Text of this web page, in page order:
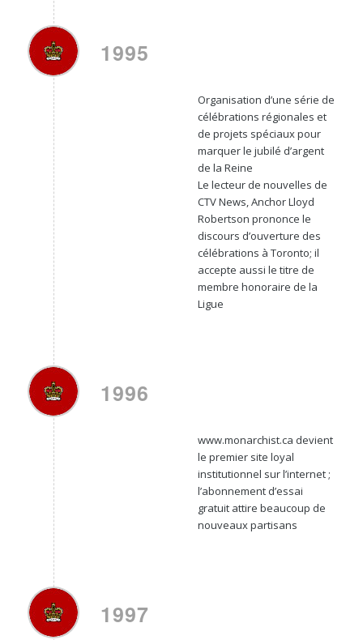
1995
Organisation d’une série de
célébrations régionales et
de projets spéciaux pour
marquer le jubilé d’argent
de la Reine
Le lecteur de nouvelles de
CTV News, Anchor Lloyd
Robertson prononce le
discours d’ouverture des
célébrations à Toronto; il
accepte aussi le titre de
membre honoraire de la
Ligue
1996
www.monarchist.ca devient
le premier site loyal
institutionnel sur l’internet ;
l’abonnement d’essai
gratuit attire beaucoup de
nouveaux partisans
1997